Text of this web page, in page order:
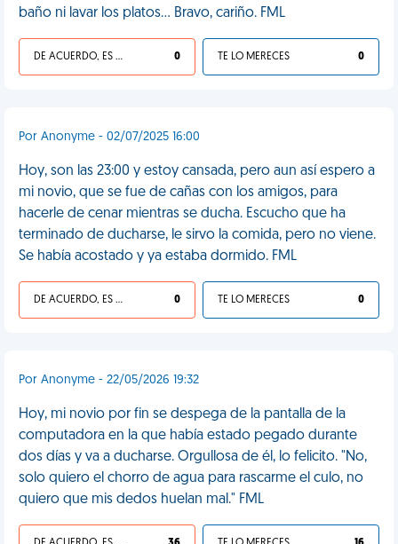
baño ni lavar los platos... Bravo, cariño. FML
DE ACUERDO, ES UNA VIDA HP 0 TE LO MERECES 0
Por Anonyme - 02/07/2025 16:00
Hoy, son las 23:00 y estoy cansada, pero aun así espero a
mi novio, que se fue de cañas con los amigos, para
hacerle de cenar mientras se ducha. Escucho que ha
terminado de ducharse, le sirvo la comida, pero no viene.
Se había acostado y ya estaba dormido. FML
DE ACUERDO, ES UNA VIDA HP 0 TE LO MERECES 0
Por Anonyme - 22/05/2026 19:32
Hoy, mi novio por fin se despega de la pantalla de la
computadora en la que había estado pegado durante
dos días y va a ducharse. Orgullosa de él, lo felicito. "No,
solo quiero el chorro de agua para rascarme el culo, no
quiero que mis dedos huelan mal." FML